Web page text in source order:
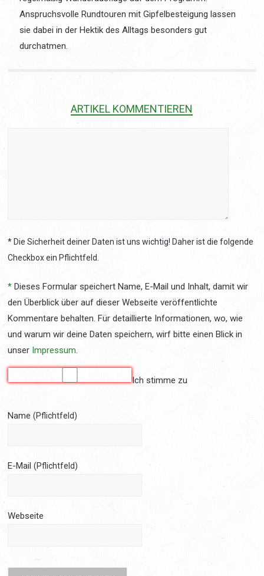
Anspruchsvolle Rundtouren mit Gipfelbesteigung lassen
sie dabei in der Hektik des Alltags besonders gut
durchatmen.
ARTIKEL KOMMENTIEREN
* Die Sicherheit deiner Daten ist uns wichtig! Daher ist die folgende
Checkbox ein Pflichtfeld.
* Dieses Formular speichert Name, E-Mail und Inhalt, damit wir
den Überblick über auf dieser Webseite veröffentlichte
Kommentare behalten. Für detaillierte Informationen, wo, wie
und warum wir deine Daten speichern, wirf bitte einen Blick in
unser Impressum.
Ich stimme zu
Name(Pflichtfeld)
E-Mail(Pflichtfeld)
Webseite